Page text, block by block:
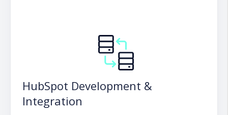
HubSpot Development &
Integration